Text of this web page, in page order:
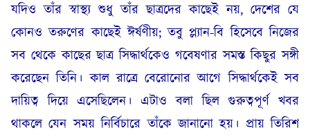
যদিও তাঁর স্বাস্থ্য শুধু তাঁর ছাত্রদের কাছেই নয়, দেশের যে
কোনও তরুণের কাছেই ঈর্ষণীয়; তবু প্ল্যান-বি হিসেবে নিজের
সব থেকে কাছের ছাত্র সিদ্ধার্থকেও গবেষণার সমস্ত কিছুর সঙ্গী
করেছেন তিনি। কাল রাত্রে বেরোনোর আগে সিদ্ধার্থকেই সব
দায়িত্ব দিয়ে এসেছিলেন। এটাও বলা ছিল গুরুত্বপূর্ণ খবর
থাকলে যেন সময় নির্বিচারে তাঁকে জানানো হয়। প্রায় তিরিশ